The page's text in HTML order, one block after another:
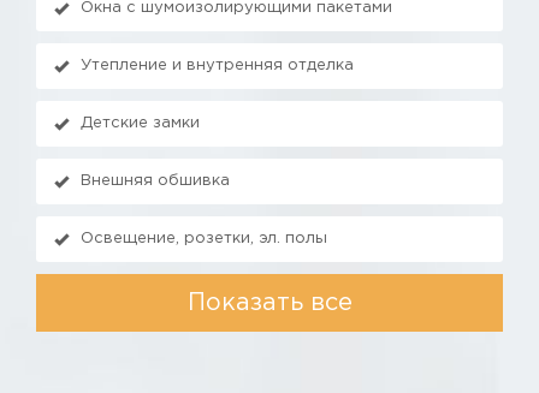
Окна с шумоизолирующими пакетами
Утепление и внутренняя отделка
Детские замки
Внешняя обшивка
Освещение, розетки, эл. полы
Показать все